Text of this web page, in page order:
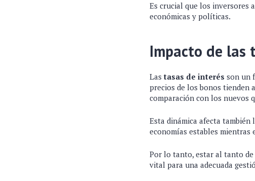
Es crucial que los inversores
económicas y políticas.
Impacto de las
Lastasas de interés son un
precios de los bonos tienden
comparación con los nuevos
Esta dinámica afecta
economías estables mientras
Por lo tanto, estar al tanto de
vital para una adecuada